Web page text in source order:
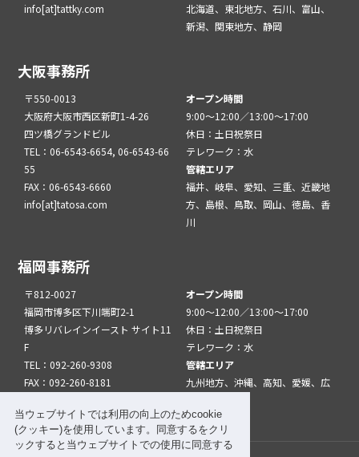
当ウェブサイトでは利用の向上のためcookie
(クッキー)を使用しています。同意するをクリ
ックすると当ウェブサイトでの使用に同意する
info[at]tattky.com
北海道、東北地方、石川、富山、
新潟、関東地方、静岡
大阪事務所
〒550-0013
大阪府大阪市西区新町1-4-26
四ツ橋グランドビル
TEL：06-6543-6654, 06-6543-66
55
FAX：06-6543-6660
info[at]tatosa.com
オープン時間
9:00～12:00／13:00～17:00
休日：土日祝祭日
テレワーク：水
管轄エリア
福井、岐阜、愛知、三重、近畿地
方、島根、鳥取、岡山、徳島、香
川
福岡事務所
〒812-0027
福岡市博多区下川端町2-1
博多リバレインイースト サイト11
F
TEL：092-260-9308
FAX：092-260-8181
オープン時間
9:00～12:00／13:00～17:00
休日：土日祝祭日
テレワーク：水
管轄エリア
九州地方、沖縄、高知、愛媛、広